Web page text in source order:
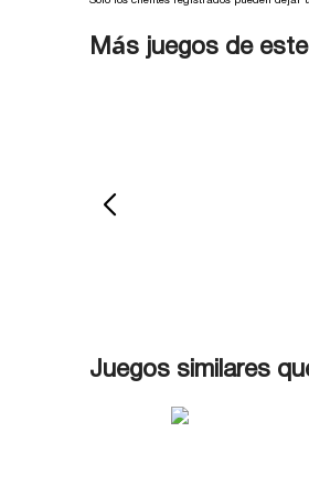
Más juegos de
Juegos similares